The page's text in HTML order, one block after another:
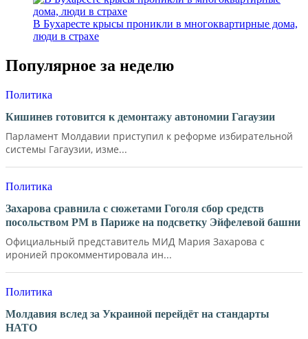
В Бухаресте крысы проникли в многоквартирные дома,
люди в страхе
Популярное за неделю
Политика
Кишинев готовится к демонтажу автономии Гагаузии
Парламент Молдавии приступил к реформе избирательной
системы Гагаузии, изме...
Политика
Захарова сравнила с сюжетами Гоголя сбор средств
посольством РМ в Париже на подсветку Эйфелевой башни
Официальный представитель МИД Мария Захарова с
иронией прокомментировала ин...
Политика
Молдавия вслед за Украиной перейдёт на стандарты
НАТО